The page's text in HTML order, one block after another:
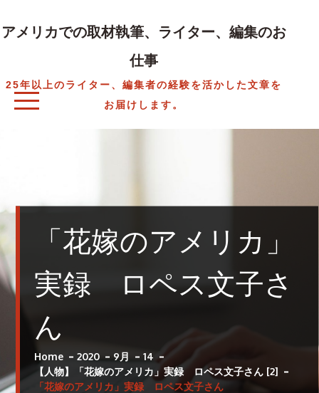
content
アメリカでの取材執筆、ライター、編集のお
仕事
25年以上のライター、編集者の経験を活かした文章を
お届けします。
「花嫁のアメリカ」
実録 ロペス文子さ
ん
Home 2020 9月
14
【人物】「花嫁のアメリカ」実録 ロペス文子さん [2]
「花嫁のアメリカ」実録 ロペス文子さん